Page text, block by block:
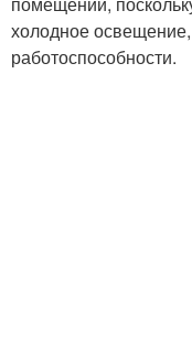
холодное
работоспособности.